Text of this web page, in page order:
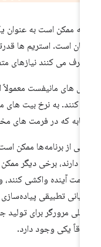
ممکن است به عنوان یک
است. استریم ها
می کنند نیازهای
های مانیفست معمولاً
کنند. به نرخ بیت های
که در فرمت های مختلف
از برنامه‌ها ممکن است
دارند، برخی دیگر ممکن
آینده واکشی کنند، و
تطبیقی ​​پیاده‌سازی
مرورگر برای تولید
یکی وجود دارد.